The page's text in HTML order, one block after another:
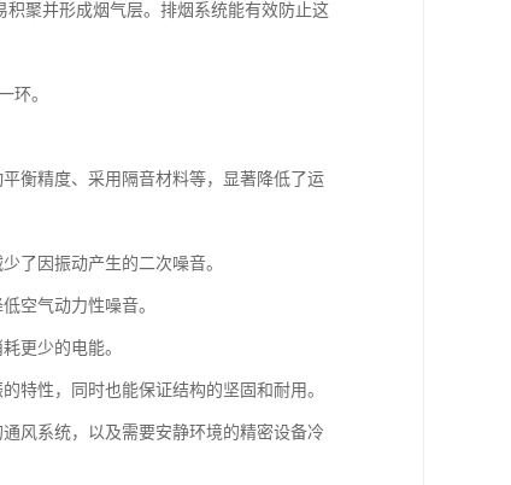
聚并形成烟气层。排烟系统能有效防止这
环。
衡精度、采用隔音材料等，显著降低了运
了因振动产生的二次噪音。
空气动力性噪音。
更少的电能。
特性，同时也能保证结构的坚固和耐用。
风系统，以及需要安静环境的精密设备冷